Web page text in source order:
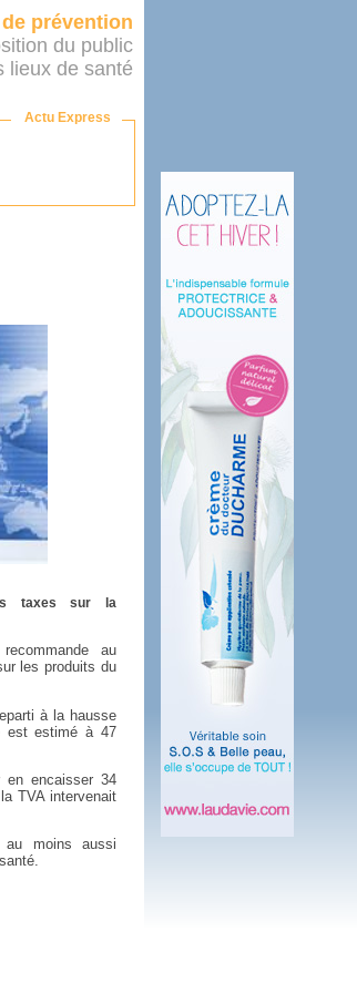
prévention
du public
lieux de santé
Actu Express
taxes sur la
au
les produits du
à la hausse
est estimé à 47
en encaisser 34
TVA intervenait
moins aussi